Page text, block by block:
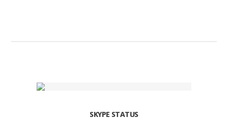
SKYPE STATUS